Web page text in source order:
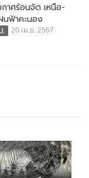
าศร้อนจัด เหนือ-
นฟ้าคะนอง
.
20 เม.ย. 2567